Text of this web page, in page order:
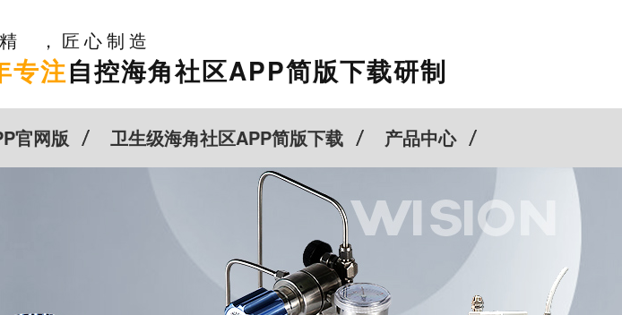
，匠心制造
专注自控海角社区APP简版下载研制
021-60528933
官网版 卫生级海角社区APP简版下载 产品中心